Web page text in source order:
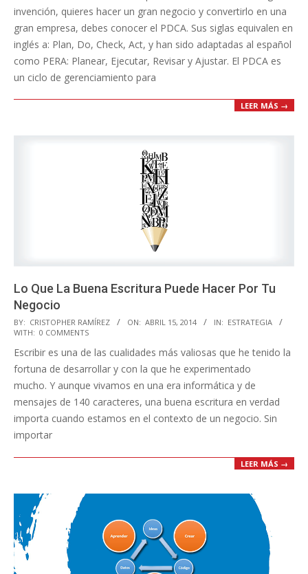
invención, quieres hacer un gran negocio y convertirlo en una
gran empresa, debes conocer el PDCA. Sus siglas equivalen en
inglés a: Plan, Do, Check, Act, y han sido adaptadas al español
como PERA: Planear, Ejecutar, Revisar y Ajustar. El PDCA es
un ciclo de gerenciamiento para
LEER MÁS →
Lo Que La Buena Escritura Puede Hacer Por Tu
Negocio
2014-
04-
15
BY: CRISTOPHER RAMÍREZ ON: ABRIL 15, 2014 IN: ESTRATEGIA
WITH: 0 COMMENTS
Escribir es una de las cualidades más valiosas que he tenido la
fortuna de desarrollar y con la que he experimentado
mucho. Y aunque vivamos en una era informática y de
mensajes de 140 caracteres, una buena escritura en verdad
importa cuando estamos en el contexto de un negocio. Sin
importar
LEER MÁS →